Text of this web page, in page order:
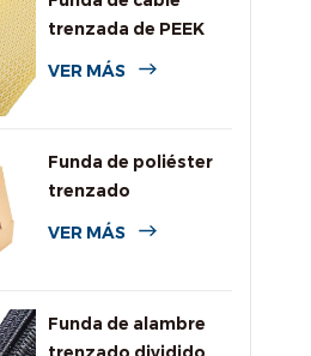
trenzada de PEEK
VER MÁS
Funda de poliéster
trenzado
personalizada con
VER MÁS
Funda de alambre